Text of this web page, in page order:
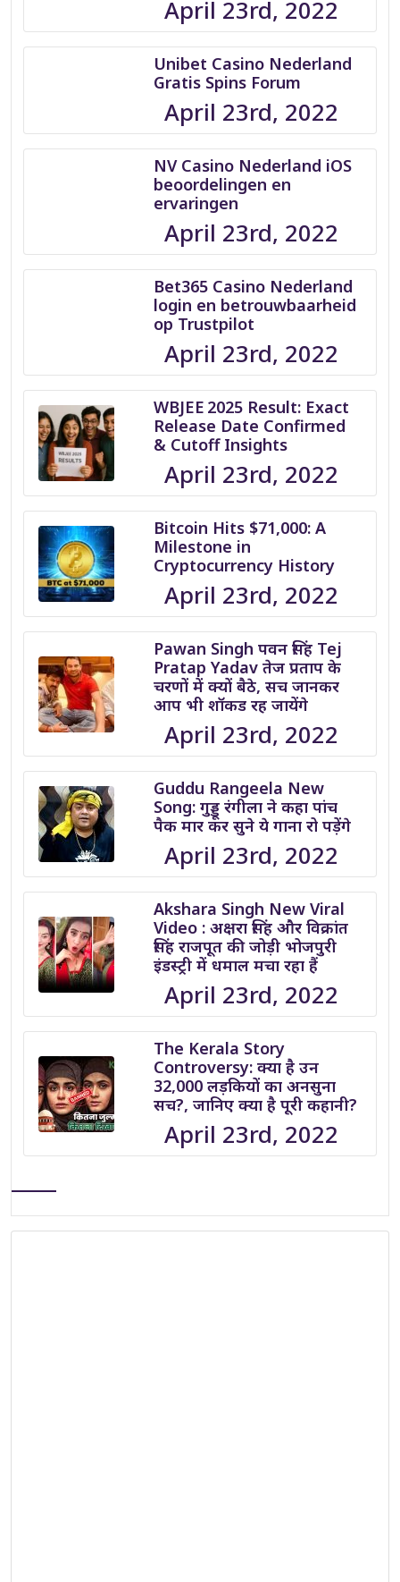
April 23rd, 2022
Unibet Casino Nederland
Gratis Spins Forum
April 23rd, 2022
NV Casino Nederland iOS
beoordelingen en
ervaringen
April 23rd, 2022
Bet365 Casino Nederland
login en betrouwbaarheid
op Trustpilot
April 23rd, 2022
WBJEE 2025 Result: Exact
Release Date Confirmed
& Cutoff Insights
April 23rd, 2022
Bitcoin Hits $71,000: A
Milestone in
Cryptocurrency History
April 23rd, 2022
Pawan Singh पवन सिंह Tej
Pratap Yadav तेज प्रताप के
चरणों में क्यों बैठे, सच जानकर
आप भी शॉकड रह जायेंगे
April 23rd, 2022
Guddu Rangeela New
Song: गुड्डू रंगीला ने कहा पांच
पैक मार कर सुने ये गाना रो पड़ेंगे
April 23rd, 2022
Akshara Singh New Viral
Video : अक्षरा सिंह और विक्रांत
सिंह राजपूत की जोड़ी भोजपुरी
इंडस्ट्री में धमाल मचा रहा हैं
April 23rd, 2022
The Kerala Story
Controversy: क्या है उन
32,000 लड़कियों का अनसुना
सच?, जानिए क्या है पूरी कहानी?
April 23rd, 2022